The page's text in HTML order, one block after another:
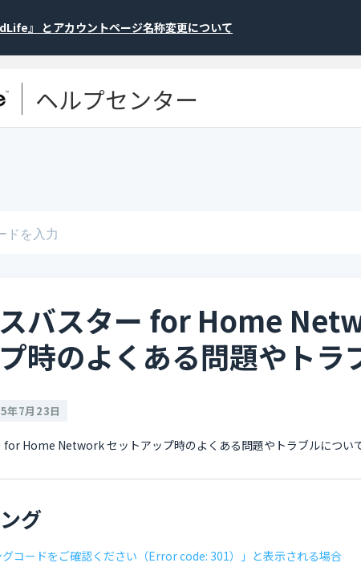
』 とアカウントページ名称変更について
ヘルプセンター
バスター for Home
時のよくある問題やトラ
年7月23日
for Home Network セットアップ時のよくある問題やトラブルについ
グ
グコードをご確認ください（Error code: 301）」と表示される場合